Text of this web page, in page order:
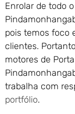
Enrolar de todo
pois temos foco
clientes.
motores de
trabalha com
portfólio.